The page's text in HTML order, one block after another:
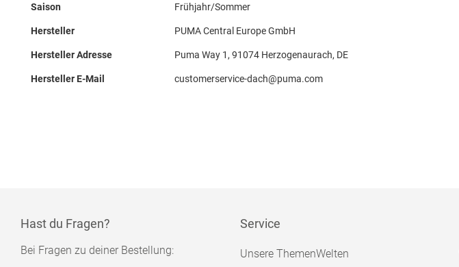
Saison Frühjahr/Sommer
Hersteller PUMA Central Europe GmbH
Hersteller Adresse Puma Way 1, 91074 Herzogenaurach, DE
Hersteller E-Mail customerservice-dach@puma.com
Hast du Fragen?
Bei Fragen zu deiner Bestellung:
Service
Unsere ThemenWelten